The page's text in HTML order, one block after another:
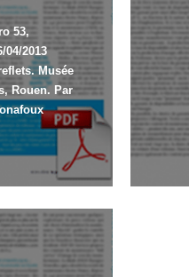
53,
04/2013
Musée
Rouen. Par